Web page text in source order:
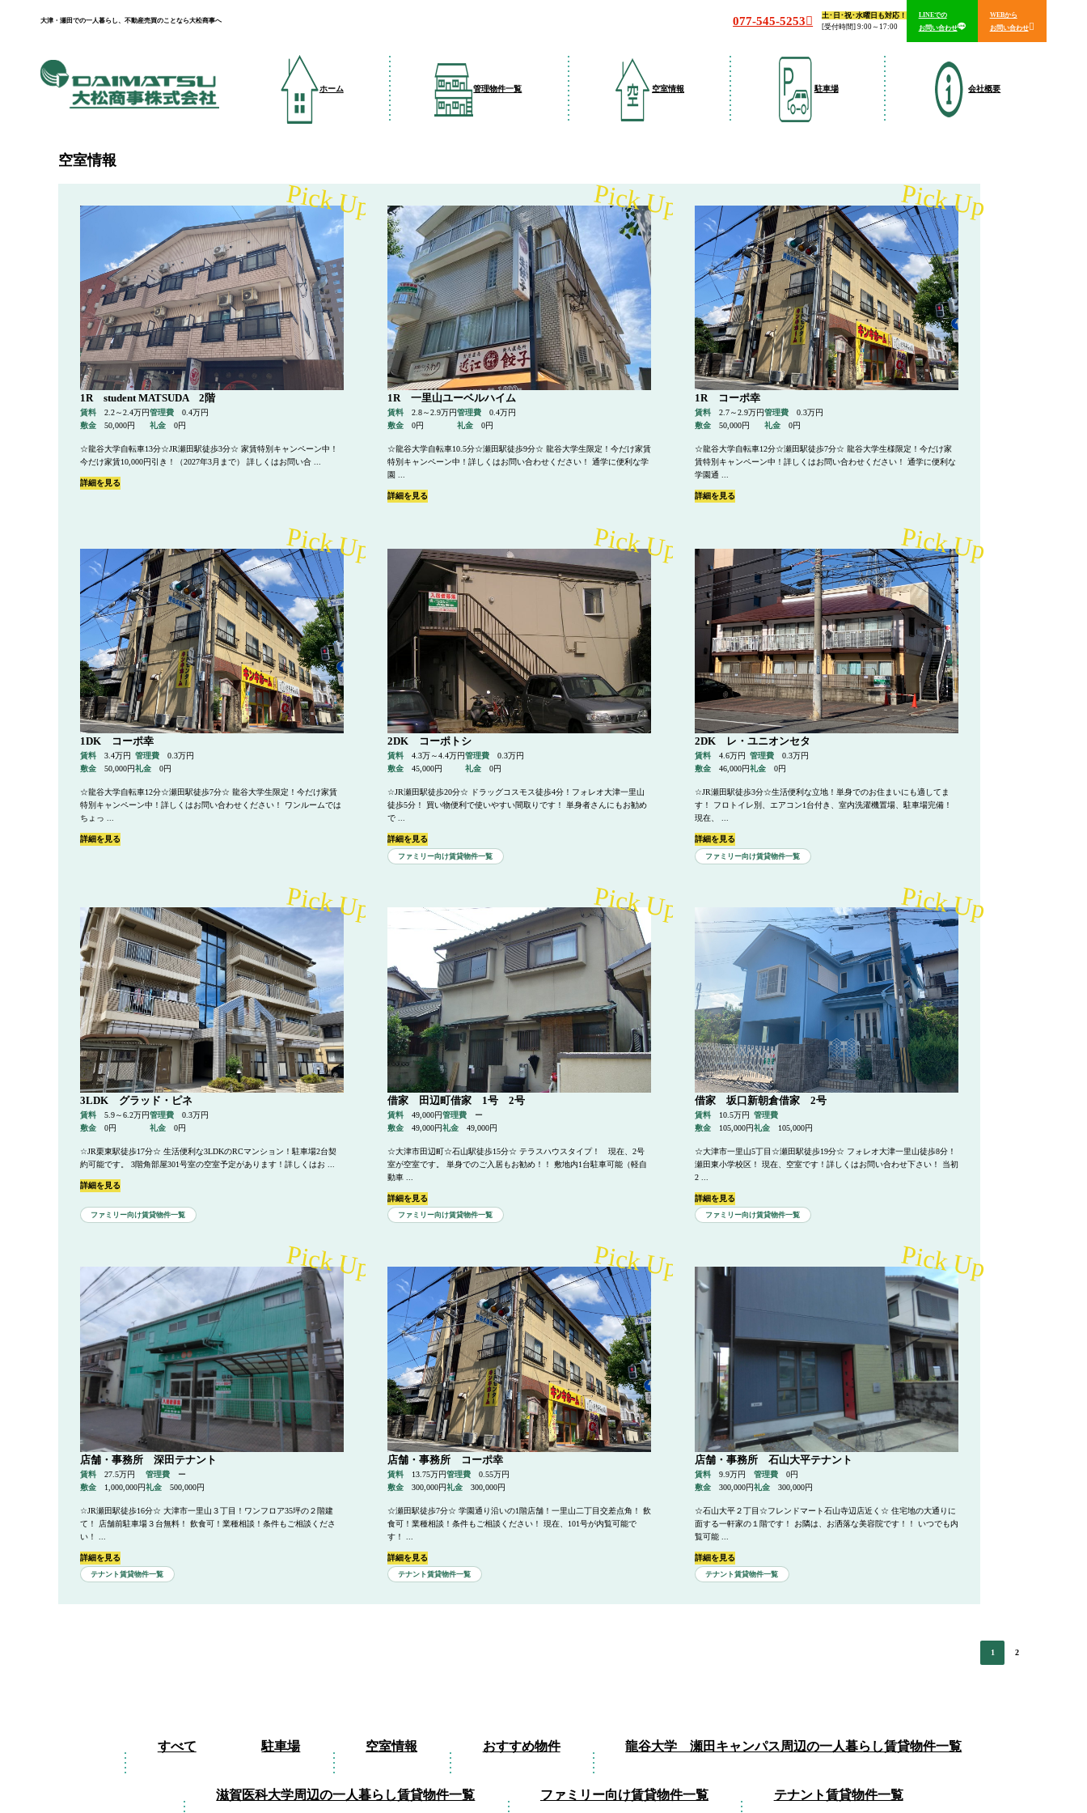
大津・瀬田での一人暮らし、不動産売買のことなら大松商事へ 077-545-5253
土･日･祝･水曜日も対応！
[受付時間] 9:00～17:00
LINEでの
お問い合わせ
WEBから
お問い合わせ
ホーム 管理物件一覧 空室情報 駐車場 会社概要
空室情報
1R student MATSUDA 2階
賃料
2.2～2.4万円
敷金
50,000円
管理費
0.4万円
礼金
0円
☆龍谷大学自転車13分☆JR瀬田駅徒歩3分☆ 家賃特別キャンペーン中！
今だけ家賃10,000円引き！（2027年3月まで） 詳しくはお問い合 ...
詳細を見る
1R 一里山ユーベルハイム
賃料
2.8～2.9万円
敷金
0円
管理費
0.4万円
礼金
0円
☆龍谷大学自転車10.5分☆瀬田駅徒歩9分☆ 龍谷大学生限定！今だけ家賃
特別キャンペーン中！詳しくはお問い合わせください！ 通学に便利な学
園 ...
詳細を見る
1R コーポ幸
賃料
2.7～2.9万円
敷金
50,000円
管理費
0.3万円
礼金
0円
☆龍谷大学自転車12分☆瀬田駅徒歩7分☆ 龍谷大学生様限定！今だけ家
賃特別キャンペーン中！詳しくはお問い合わせください！ 通学に便利な
学園通 ...
詳細を見る
1DK コーポ幸
賃料
3.4万円
敷金
50,000円
管理費
0.3万円
礼金
0円
☆龍谷大学自転車12分☆瀬田駅徒歩7分☆ 龍谷大学生限定！今だけ家賃
特別キャンペーン中！詳しくはお問い合わせください！ ワンルームでは
ちょっ ...
詳細を見る
ファミリー向け賃貸物件一覧
2DK コーポトシ
賃料
4.3万～4.4万円
敷金
45,000円
管理費
0.3万円
礼金
0円
☆JR瀬田駅徒歩20分☆ ドラッグコスモス徒歩4分！フォレオ大津一里山
徒歩5分！ 買い物便利で使いやすい間取りです！ 単身者さんにもお勧め
で ...
詳細を見る
ファミリー向け賃貸物件一覧
2DK レ・ユニオンセタ
賃料
4.6万円
敷金
46,000円
管理費
0.3万円
礼金
0円
☆JR瀬田駅徒歩3分☆生活便利な立地！単身でのお住まいにも適してま
す！ フロトイレ別、エアコン1台付き、室内洗濯機置場、駐車場完備！
現在、 ...
詳細を見る
ファミリー向け賃貸物件一覧
3LDK グラッド・ピネ
賃料
5.9～6.2万円
敷金
0円
管理費
0.3万円
礼金
0円
☆JR栗東駅徒歩17分☆ 生活便利な3LDKのRCマンション！駐車場2台契
約可能です。 3階角部屋301号室の空室予定があります！詳しくはお ...
詳細を見る
ファミリー向け賃貸物件一覧
借家 田辺町借家 1号 2号
賃料
49,000円
敷金
49,000円
管理費
ー
礼金
49,000円
☆大津市田辺町☆石山駅徒歩15分☆ テラスハウスタイプ！ 現在、2号
室が空室です。 単身でのご入居もお勧め！！ 敷地内1台駐車可能（軽自
動車 ...
詳細を見る
ファミリー向け賃貸物件一覧
借家 坂口新朝倉借家 2号
賃料
10.5万円
敷金
105,000円
管理費
礼金
105,000円
☆大津市一里山5丁目☆瀬田駅徒歩19分☆ フォレオ大津一里山徒歩8分！
瀬田東小学校区！ 現在、空室です！詳しくはお問い合わせ下さい！ 当初
2 ...
詳細を見る
テナント賃貸物件一覧
店舗・事務所 深田テナント
賃料
27.5万円
敷金
1,000,000円
管理費
ー
礼金
500,000円
☆JR瀬田駅徒歩16分☆ 大津市一里山３丁目！ワンフロア35坪の２階建
て！ 店舗前駐車場３台無料！ 飲食可！業種相談！条件もご相談くださ
い！ ...
詳細を見る
テナント賃貸物件一覧
店舗・事務所 コーポ幸
賃料
13.75万円
敷金
300,000円
管理費
0.55万円
礼金
300,000円
☆瀬田駅徒歩7分☆ 学園通り沿いの1階店舗！一里山二丁目交差点角！ 飲
食可！業種相談！条件もご相談ください！ 現在、101号が内覧可能で
す！ ...
詳細を見る
テナント賃貸物件一覧
店舗・事務所 石山大平テナント
賃料
9.9万円
敷金
300,000円
管理費
0円
礼金
300,000円
☆石山大平２丁目☆フレンドマート石山寺辺店近く☆ 住宅地の大通りに
面する一軒家の１階です！ お隣は、お洒落な美容院です！！ いつでも内
覧可能 ...
詳細を見る
1 2
駐車場 空室情報 おすすめ物件 龍谷大学 瀬田キャンパス周辺の一人暮らし賃貸物件一覧
滋賀医科大学周辺の一人暮らし賃貸物件一覧 ファミリー向け賃貸物件一覧 テナント賃貸物件一覧
すべて